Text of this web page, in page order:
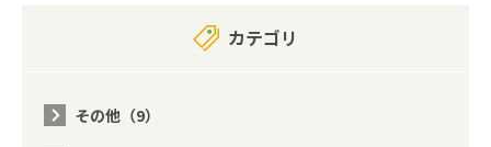
カテゴリ
その他（9）